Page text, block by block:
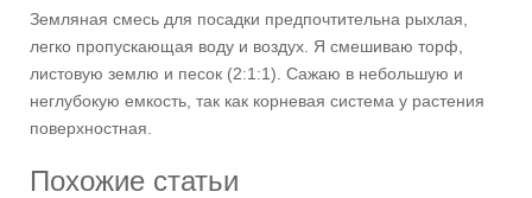
Земляная смесь для посадки предпочтительна рыхлая,
легко пропускающая воду и воздух. Я смешиваю торф,
листовую землю и песок (2:1:1). Сажаю в небольшую и
неглубокую емкость, так как корневая система у растения
поверхностная.
Похожие статьи